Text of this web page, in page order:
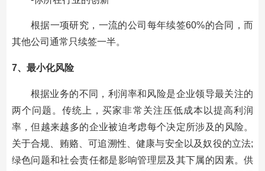
根据一项研究，一流的公司每年续签60%的合同，而
其他公司通常只续签一半。
7、最小化风险
根据业务的不同，利润率和风险是企业领导最关注的
两个问题。传统上，买家非常关注压低成本以提高利润
率，但越来越多的企业被迫考虑每个决定所涉及的风险。
关于合规、贿赂、可追溯性、健康与安全以及奴役的立法;
绿色问题和社会责任都是影响管理层及其下属的因素。供